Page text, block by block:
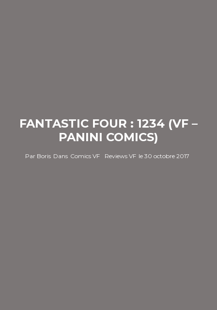
FANTASTIC FOUR : 1234 (VF –
PANINI COMICS)
Par Boris Dans Comics VF Reviews VF le 30 octobre 2017